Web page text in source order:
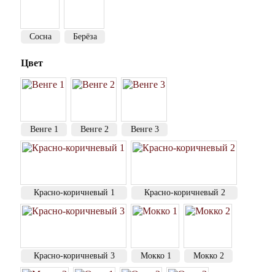
Сосна Берёза
Цвет
Венге 1 Венге 2 Венге 3
Красно-коричневый 1 Красно-коричневый 2
Красно-коричневый 3 Мокко 1 Мокко 2